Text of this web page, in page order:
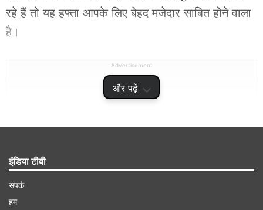
और पढ़ें
रहे हैं तो यह हफ्ता आपके लिए बेहद मजेदार साबित होने वाला
है।
Advertisement
इंडिया टीवी
संपर्क
हम